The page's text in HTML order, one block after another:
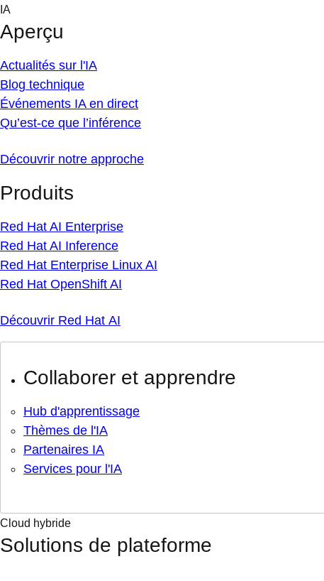
Skip
content
IA
Aperçu
Actualités sur l'IA
Blog technique
Événements IA en direct
Qu’est-ce que l’inférence
Découvrir notre approche
Produits
Red Hat AI Enterprise
Red Hat AI Inference
Red Hat Enterprise Linux AI
Red Hat OpenShift AI
Découvrir Red Hat AI
Collaborer et apprendre
Hub d'apprentissage
Thèmes de l'IA
Partenaires IA
Services pour l'IA
Cloud hybride
Solutions de plateforme